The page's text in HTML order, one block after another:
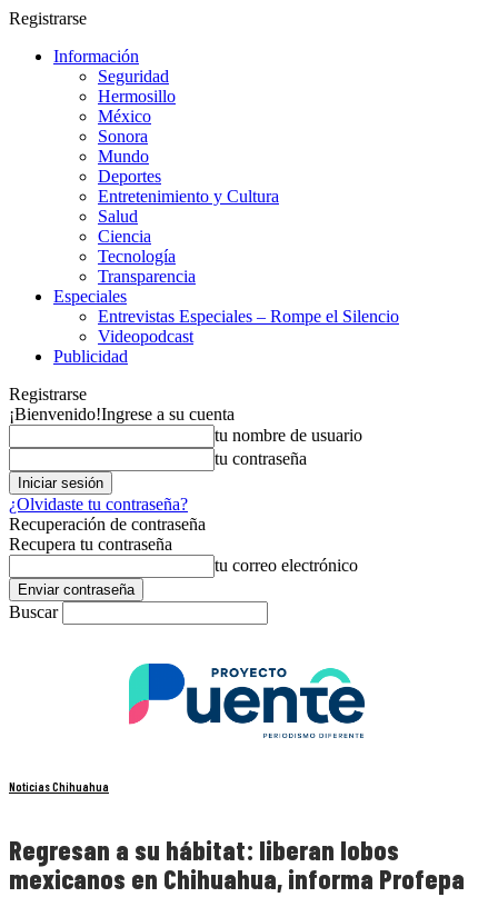
Registrarse
Información
Seguridad
Hermosillo
México
Sonora
Mundo
Deportes
Entretenimiento y Cultura
Salud
Ciencia
Tecnología
Transparencia
Especiales
Entrevistas Especiales – Rompe el Silencio
Videopodcast
Publicidad
Registrarse
¡Bienvenido!Ingrese a su cuenta
tu nombre de usuario
tu contraseña
¿Olvidaste tu contraseña?
Recuperación de contraseña
Recupera tu contraseña
tu correo electrónico
Buscar
Noticias Chihuahua
Regresan a su hábitat: liberan lobos
mexicanos en Chihuahua, informa Profepa